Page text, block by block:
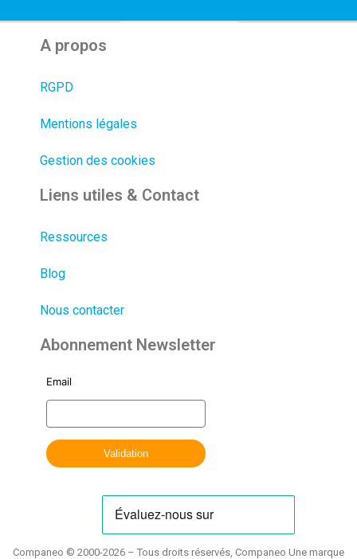
A propos
RGPD
Mentions légales
Gestion des cookies
Liens utiles & Contact
Ressources
Blog
Nous contacter
Abonnement Newsletter
Companeo © 2000-2026 – Tous droits réservés, Companeo Une marque